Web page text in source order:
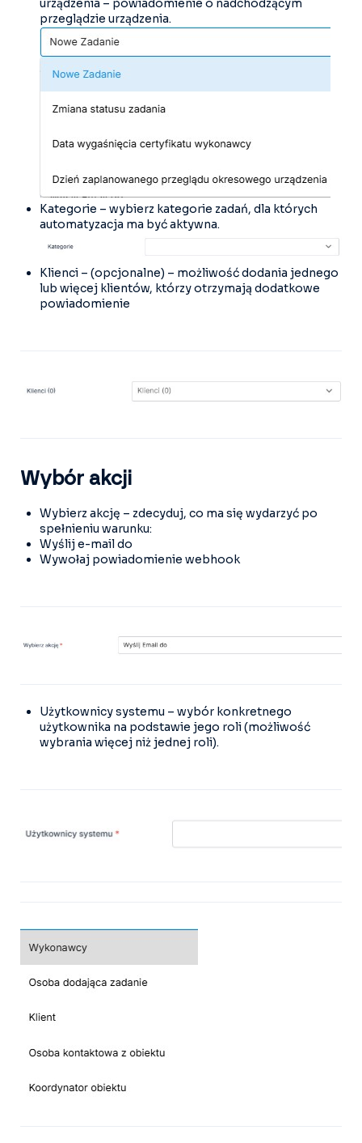
urządzenia – powiadomienie o nadchodzącym
przeglądzie urządzenia.
Kategorie – wybierz kategorie zadań, dla których
automatyzacja ma być aktywna.
Klienci – (opcjonalne) – możliwość dodania jednego
lub więcej klientów, którzy otrzymają dodatkowe
powiadomienie
Wybór akcji
Wybierz akcję – zdecyduj, co ma się wydarzyć po
spełnieniu warunku:
Wyślij e-mail do
Wywołaj powiadomienie webhook
Użytkownicy systemu – wybór konkretnego
użytkownika na podstawie jego roli (możliwość
wybrania więcej niż jednej roli).